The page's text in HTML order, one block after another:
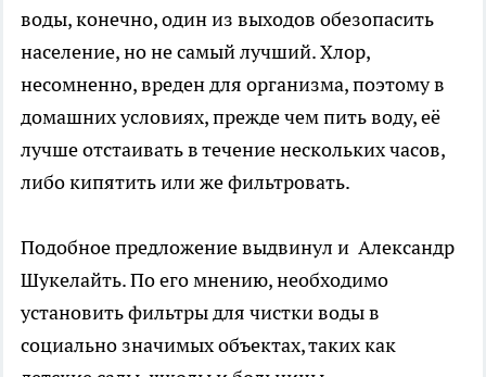
воды, конечно, один из выходов обезопасить
население, но не самый лучший. Хлор,
несомненно, вреден для организма, поэтому в
домашних условиях, прежде чем пить воду, её
лучше отстаивать в течение нескольких часов,
либо кипятить или же фильтровать.
Подобное предложение выдвинул и Александр
Шукелайть. По его мнению, необходимо
установить фильтры для чистки воды в
социально значимых объектах, таких как